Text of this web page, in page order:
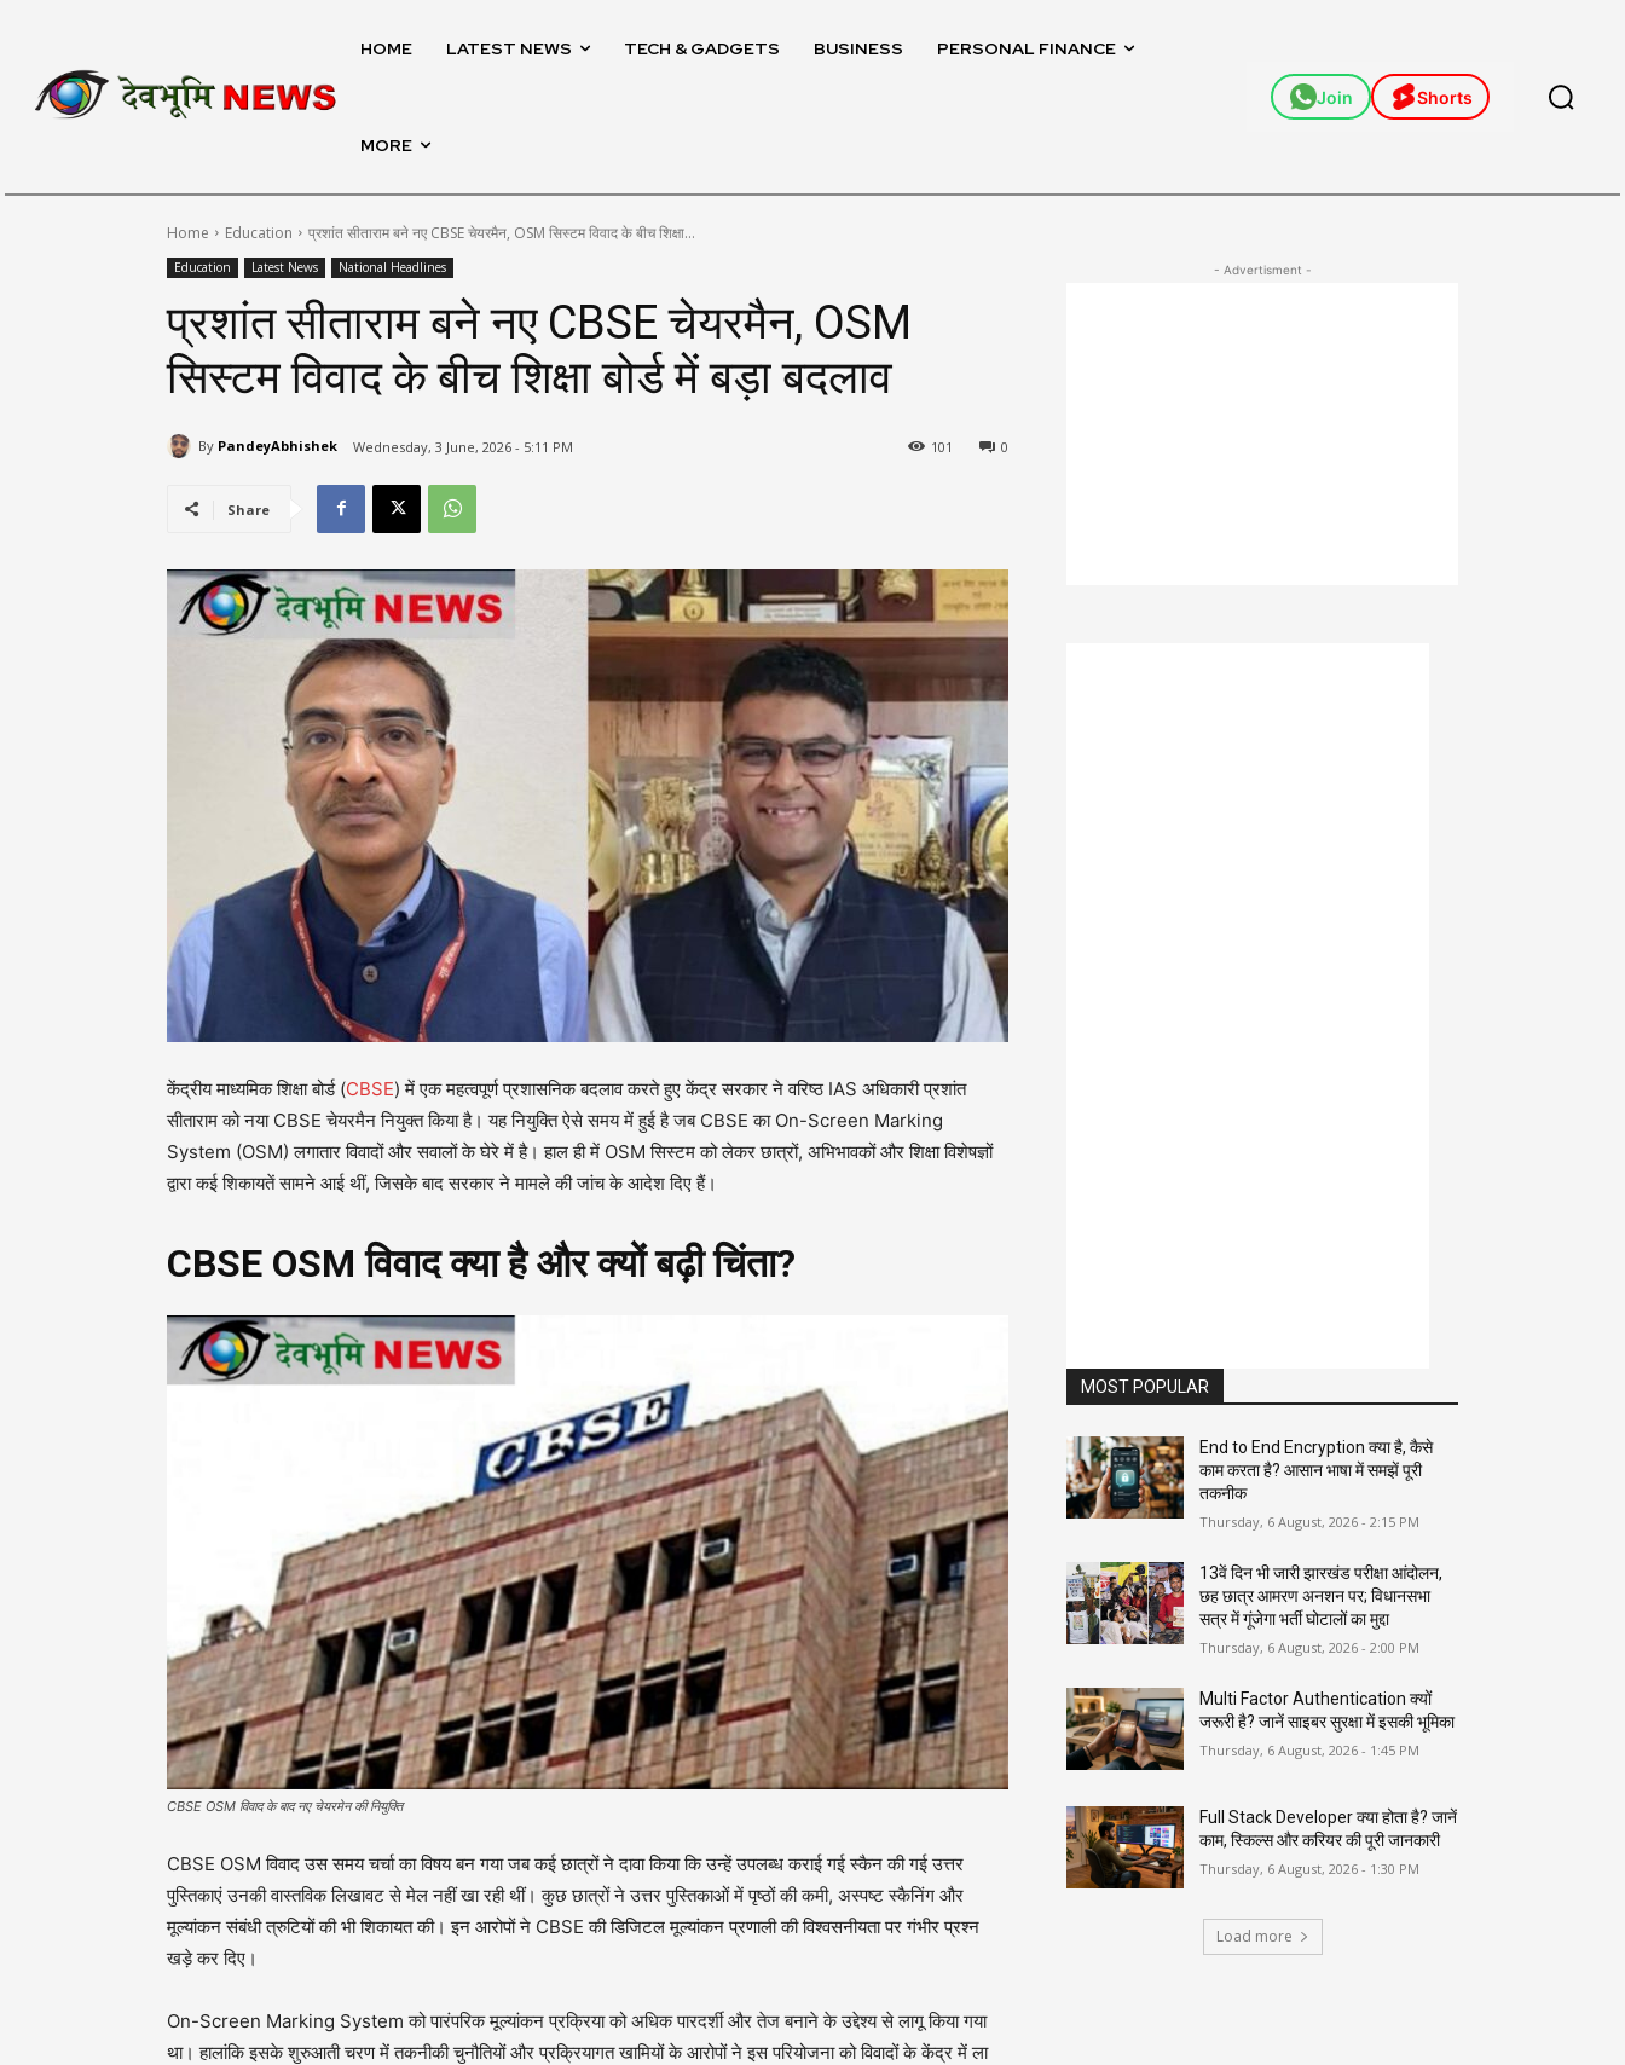
HOME LATEST NEWS TECH & GADGETS BUSINESS PERSONAL FINANCE
MORE
Join Shorts
Home Education प्रशांत सीताराम बने नए CBSE चेयरमैन, OSM सिस्टम विवाद के बीच शिक्षा...
Education Latest News National Headlines
प्रशांत सीताराम बने नए CBSE चेयरमैन, OSM
सिस्टम विवाद के बीच शिक्षा बोर्ड में बड़ा बदलाव
By PandeyAbhishek Wednesday, 3 June, 2026 - 5:11 PM 0
101
Share
केंद्रीय माध्यमिक शिक्षा बोर्ड (CBSE) में एक महत्वपूर्ण प्रशासनिक बदलाव करते हुए केंद्र सरकार ने वरिष्ठ IAS अधिकारी प्रशांत
सीताराम को नया CBSE चेयरमैन नियुक्त किया है। यह नियुक्ति ऐसे समय में हुई है जब CBSE का On-Screen Marking
System (OSM) लगातार विवादों और सवालों के घेरे में है। हाल ही में OSM सिस्टम को लेकर छात्रों, अभिभावकों और शिक्षा विशेषज्ञों
द्वारा कई शिकायतें सामने आई थीं, जिसके बाद सरकार ने मामले की जांच के आदेश दिए हैं।
CBSE OSM विवाद क्या है और क्यों बढ़ी चिंता?
CBSE OSM विवाद के बाद नए चेयरमेन की नियुक्ति
CBSE OSM विवाद उस समय चर्चा का विषय बन गया जब कई छात्रों ने दावा किया कि उन्हें उपलब्ध कराई गई स्कैन की गई उत्तर
पुस्तिकाएं उनकी वास्तविक लिखावट से मेल नहीं खा रही थीं। कुछ छात्रों ने उत्तर पुस्तिकाओं में पृष्ठों की कमी, अस्पष्ट स्कैनिंग और
मूल्यांकन संबंधी त्रुटियों की भी शिकायत की। इन आरोपों ने CBSE की डिजिटल मूल्यांकन प्रणाली की विश्वसनीयता पर गंभीर प्रश्न
खड़े कर दिए।
On-Screen Marking System को पारंपरिक मूल्यांकन प्रक्रिया को अधिक पारदर्शी और तेज बनाने के उद्देश्य से लागू किया गया
था। हालांकि इसके शुरुआती चरण में तकनीकी चुनौतियों और प्रक्रियागत खामियों के आरोपों ने इस परियोजना को विवादों के केंद्र में ला
- Advertisment -
MOST POPULAR
End to End Encryption क्या है, कैसे
काम करता है? आसान भाषा में समझें पूरी
तकनीक
Thursday, 6 August, 2026 - 2:15 PM
13वें दिन भी जारी झारखंड परीक्षा आंदोलन,
छह छात्र आमरण अनशन पर; विधानसभा
सत्र में गूंजेगा भर्ती घोटालों का मुद्दा
Thursday, 6 August, 2026 - 2:00 PM
Multi Factor Authentication क्यों
जरूरी है? जानें साइबर सुरक्षा में इसकी भूमिका
Thursday, 6 August, 2026 - 1:45 PM
Full Stack Developer क्या होता है? जानें
काम, स्किल्स और करियर की पूरी जानकारी
Thursday, 6 August, 2026 - 1:30 PM
Load more